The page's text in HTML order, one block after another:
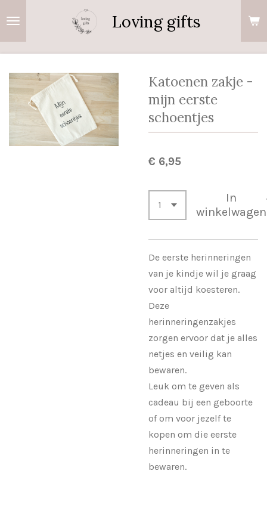
hoofdinhoud
Loving gifts
Katoenen zakje -
mijn eerste
schoentjes
€ 6,95
In
winkelwagen
De eerste herinneringen
van je kindje wil je graag
voor altijd koesteren.
Deze
herinneringenzakjes
zorgen ervoor dat je alles
netjes en veilig kan
bewaren.
Leuk om te geven als
cadeau bij een geboorte
of om voor jezelf te
kopen om die eerste
herinneringen in te
bewaren.